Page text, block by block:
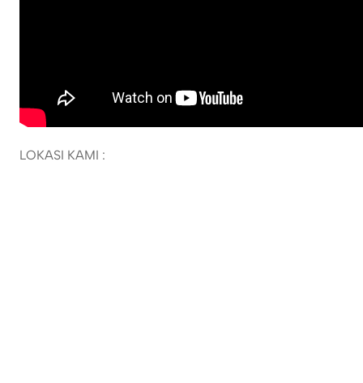
LOKASI KAMI :